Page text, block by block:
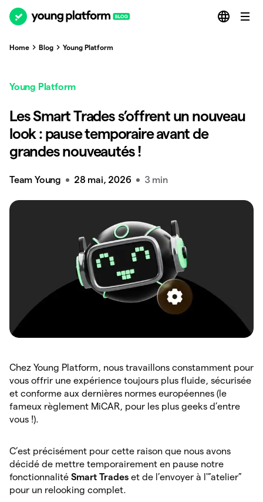
Home Blog Young Platform
Young Platform
Les Smart Trades s’offrent un nouveau
look : pause temporaire avant de
grandes nouveautés !
Team Young 28 mai, 2026 3 min
Chez Young Platform, nous travaillons constamment pour
vous offrir une expérience toujours plus fluide, sécurisée
et conforme aux dernières normes européennes (le
fameux règlement MiCAR, pour les plus geeks d’entre
vous !).
C’est précisément pour cette raison que nous avons
décidé de mettre temporairement en pause notre
fonctionnalité Smart Trades et de l’envoyer à l'”atelier”
pour un relooking complet.